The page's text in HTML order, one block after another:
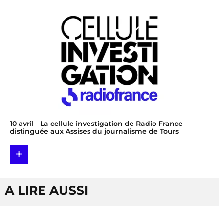
10 avril - La cellule investigation de Radio France
distinguée aux Assises du journalisme de Tours
+
A LIRE AUSSI